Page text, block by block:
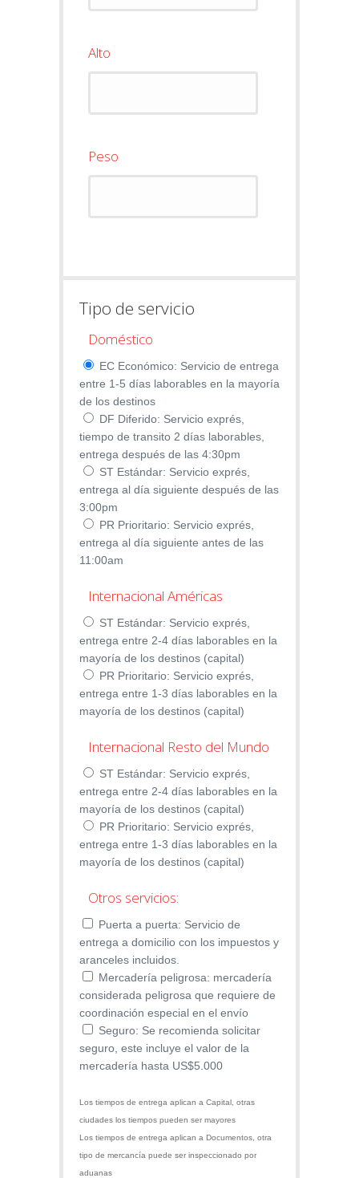
Alto
Peso
Tipo de servicio
Doméstico
EC Económico: Servicio de entrega
entre 1-5 días laborables en la mayoría
de los destinos
DF Diferido: Servicio exprés,
tiempo de transito 2 días laborables,
entrega después de las 4:30pm
ST Estándar: Servicio exprés,
entrega al día siguiente después de las
3:00pm
PR Prioritario: Servicio exprés,
entrega al día siguiente antes de las
11:00am
Internacional Américas
ST Estándar: Servicio exprés,
entrega entre 2-4 días laborables en la
mayoría de los destinos (capital)
PR Prioritario: Servicio exprés,
entrega entre 1-3 días laborables en la
mayoría de los destinos (capital)
Internacional Resto del Mundo
ST Estándar: Servicio exprés,
entrega entre 2-4 días laborables en la
mayoría de los destinos (capital)
PR Prioritario: Servicio exprés,
entrega entre 1-3 días laborables en la
mayoría de los destinos (capital)
Otros servicios:
Puerta a puerta: Servicio de
entrega a domicilio con los impuestos y
aranceles incluidos.
Mercadería peligrosa: mercadería
considerada peligrosa que requiere de
coordinación especial en el envío
Seguro: Se recomienda solicitar
seguro, este incluye el valor de la
mercadería hasta US$5.000
Los tiempos de entrega aplican a Capital, otras
ciudades los tiempos pueden ser mayores
Los tiempos de entrega aplican a Documentos, otra
tipo de mercancía puede ser inspeccionado por
aduanas